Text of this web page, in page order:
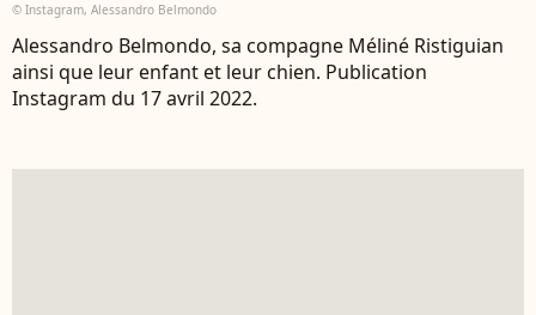
© Instagram, Alessandro Belmondo
Alessandro Belmondo, sa compagne Méliné Ristiguian
ainsi que leur enfant et leur chien. Publication
Instagram du 17 avril 2022.